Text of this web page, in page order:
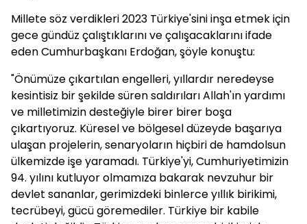
Millete söz verdikleri 2023 Türkiye'sini inşa etmek için
gece gündüz çalıştıklarını ve çalışacaklarını ifade
eden Cumhurbaşkanı Erdoğan, şöyle konuştu:
"Önümüze çıkartılan engelleri, yıllardır neredeyse
kesintisiz bir şekilde süren saldırıları Allah'ın yardımı
ve milletimizin desteğiyle birer birer boşa
çıkartıyoruz. Küresel ve bölgesel düzeyde başarıya
ulaşan projelerin, senaryoların hiçbiri de hamdolsun
ülkemizde işe yaramadı. Türkiye'yi, Cumhuriyetimizin
94. yılını kutluyor olmamıza bakarak nevzuhur bir
devlet sananlar, gerimizdeki binlerce yıllık birikimi,
tecrübeyi, gücü göremediler. Türkiye bir kabile